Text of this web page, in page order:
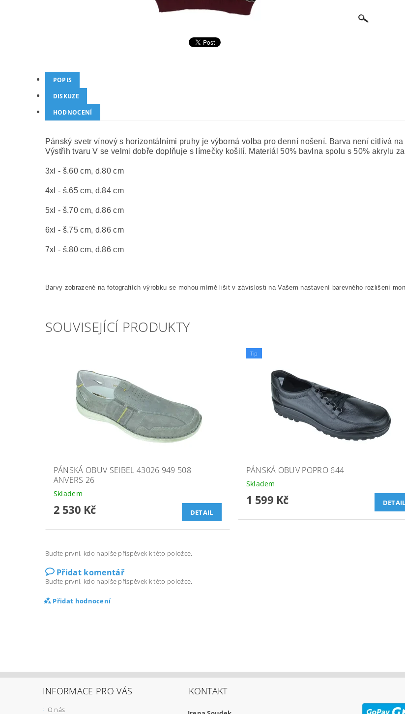
POPIS
DISKUZE
HODNOCENÍ
Pánský svetr vínový s horizontálními pruhy je výborná volba pro denní nošení. Barva není citlivá
Výstřih tvaru V se velmi dobře doplňuje s límečky košilí. Materiál 50% bavlna spolu s 50% akrylu
3xl - š.60 cm, d.80 cm
4xl - š.65 cm, d.84 cm
5xl - š.70 cm, d.86 cm
6xl - š.75 cm, d.86 cm
7xl - š.80 cm, d.86 cm
Barvy zobrazené na fotografiích výrobku se mohou mírně lišit v závislosti na Vašem nastavení barevného rozlišení
SOUVISEJÍCÍ PRODUKTY
PÁNSKÁ OBUV SEIBEL 43026 949 508
ANVERS 26
Skladem
2 530 Kč DETAIL
Tip
PÁNSKÁ OBUV POPRO 644
Skladem
1 599 Kč DETAIL
Buďte první, kdo napíše příspěvek k této položce.
Přidat komentář
Buďte první, kdo napíše příspěvek k této položce.
Přidat hodnocení
INFORMACE PRO VÁS
O nás
KONTAKT